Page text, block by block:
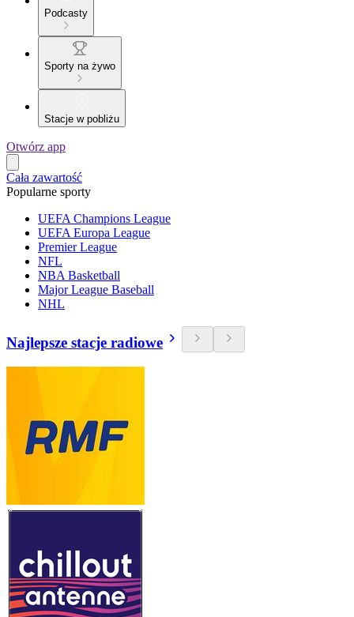
Podcasty
Sporty na żywo
Stacje w pobliżu
Otwórz app
Cała zawartość
Popularne sporty
UEFA Champions League
UEFA Europa League
Premier League
NFL
NBA Basketball
Major League Baseball
NHL
Najlepsze stacje radiowe